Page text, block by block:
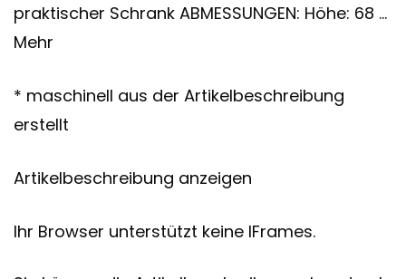
praktischer Schrank ABMESSUNGEN: Höhe: 68 …
Mehr
* maschinell aus der Artikelbeschreibung
erstellt
Artikelbeschreibung anzeigen
Ihr Browser unterstützt keine IFrames.